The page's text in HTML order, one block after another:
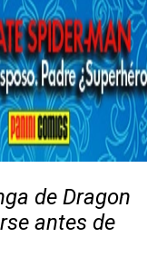
de Dragon
antes de